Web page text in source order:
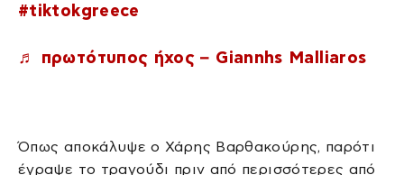
#tiktokgreece
♬ πρωτότυπος ήχος – Giannhs Malliaros
Όπως αποκάλυψε ο Χάρης Βαρθακούρης, παρότι
έγραψε το τραγούδι πριν από περισσότερες από